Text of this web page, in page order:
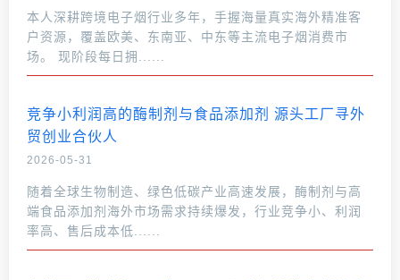
本人深耕跨境电子烟行业多年，手握海量真实海外精准客
户资源，覆盖欧美、东南亚、中东等主流电子烟消费市
场。 现阶段每日拥......
竞争小利润高的酶制剂与食品添加剂 源头工厂寻外
贸创业合伙人
2026-05-31
随着全球生物制造、绿色低碳产业高速发展，酶制剂与高
端食品添加剂海外市场需求持续爆发，行业竞争小、利润
率高、售后成本低......